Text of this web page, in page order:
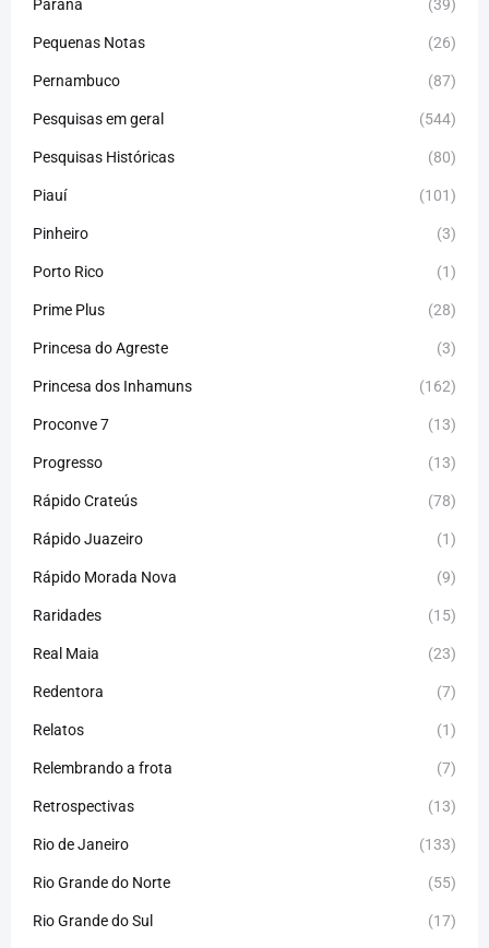
Paraná (39)
Pequenas Notas (26)
Pernambuco (87)
Pesquisas em geral (544)
Pesquisas Históricas (80)
Piauí (101)
Pinheiro (3)
Porto Rico (1)
Prime Plus (28)
Princesa do Agreste (3)
Princesa dos Inhamuns (162)
Proconve 7 (13)
Progresso (13)
Rápido Crateús (78)
Rápido Juazeiro (1)
Rápido Morada Nova (9)
Raridades (15)
Real Maia (23)
Redentora (7)
Relatos (1)
Relembrando a frota (7)
Retrospectivas (13)
Rio de Janeiro (133)
Rio Grande do Norte (55)
Rio Grande do Sul (17)